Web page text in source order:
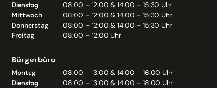
Dienstag
08:00 – 12:00 & 14:00 – 15:30 Uhr
Mittwoch
08:00 – 12:00 & 14:00 – 15:30 Uhr
Donnerstag
08:00 – 12:00 & 14:00 – 15:30 Uhr
Freitag
08:00 – 12:00 Uhr
Bürgerbüro
Montag
08:00 – 13:00 & 14:00 – 16:00 Uhr
Dienstag
08:00 – 13:00 & 14:00 – 18:00 Uhr